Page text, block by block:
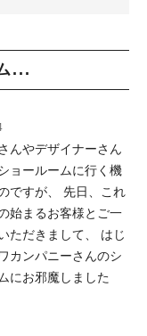
...
んやデザイナーさん
ョールームに行く機
ですが、 先日、これ
始まるお客様とご一
ただきまして、 はじ
カンパニーさんのシ
にお邪魔しました